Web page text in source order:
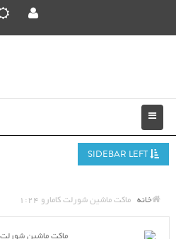
خانه ماکت ماشین شورلت کامارو 1:24